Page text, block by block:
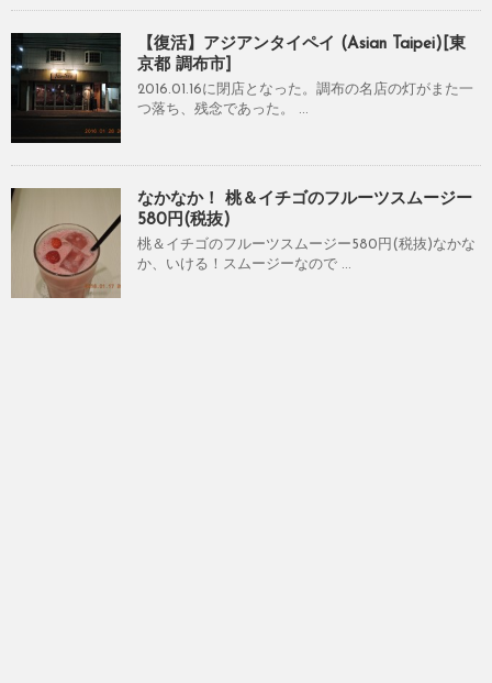
【復活】アジアンタイペイ (Asian Taipei)[東
京都 調布市]
2016.01.16に閉店となった。調布の名店の灯がまた一
つ落ち、残念であった。 ...
なかなか！ 桃＆イチゴのフルーツスムージー
580円(税抜)
桃＆イチゴのフルーツスムージー580円(税抜)なかな
か、いける！スムージーなので ...